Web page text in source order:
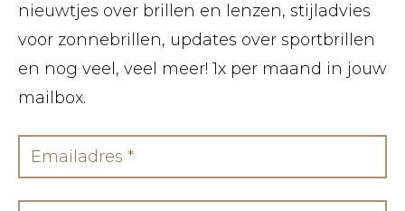
nieuwtjes over brillen en lenzen, stijladvies
voor zonnebrillen, updates over sportbrillen
en nog veel, veel meer! 1x per maand in jouw
mailbox.